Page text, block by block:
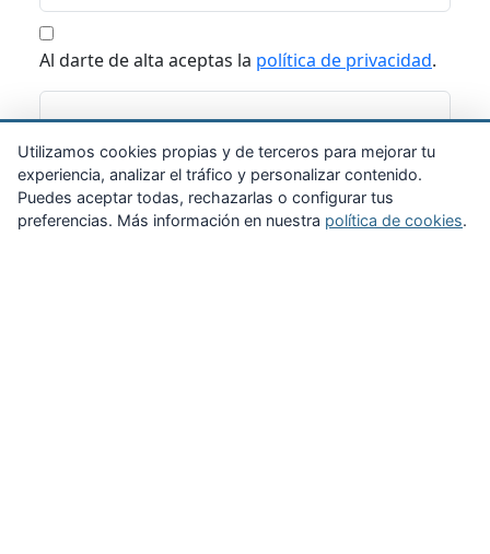
Al darte de alta aceptas la política de privacidad.
Suscribirme
Utilizamos cookies propias y de terceros para mejorar tu
experiencia, analizar el tráfico y personalizar contenido.
Puedes aceptar todas, rechazarlas o configurar tus
preferencias. Más información en nuestra política de cookies.